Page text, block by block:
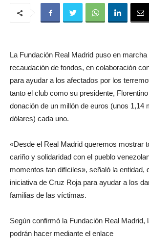
La Fundación Real Madrid puso en
recaudación de fondos, en colaboración
para ayudar a los afectados por los
tanto el club como su presidente,
donación de un millón de euros (unos 1,14
dólares) cada uno.
«Desde el Real Madrid queremos mostrar
cariño y solidaridad con el pueblo
momentos tan difíciles», señaló la entidad,
iniciativa de Cruz Roja para ayudar a los
familias de las víctimas.
Según confirmó la Fundación Real Madrid,
podrán hacer mediante el enlace